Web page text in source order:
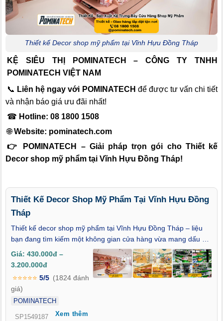
Thiết kế Decor shop mỹ phẩm tại Vĩnh Hựu Đồng Tháp
KỆ SIÊU THỊ POMINATECH – CÔNG TY TNHH
POMINATECH VIỆT NAM
📞 Liên hệ ngay với POMINATECH để được tư vấn chi tiết
và nhận báo giá ưu đãi nhất!
☎ Hotline: 08 1800 1508
🌐Website: pominatech.com
👉 POMINATECH – Giải pháp trọn gói cho Thiết kế
Decor shop mỹ phẩm tại Vĩnh Hựu Đồng Tháp!
Thiết Kế Decor Shop Mỹ Phẩm Tại Vĩnh Hựu Đồng
Tháp
Thiết kế decor shop mỹ phẩm tại Vĩnh Hựu Đồng Tháp – liệu
bạn đang tìm kiếm một không gian cửa hàng vừa mang dấu ấn
thẩm mỹ cao cấp, vừa thể hiện được cá tính riêng biệt của
thương hiệu mình? Giữa sự phát triển năng động của thị
trường làm đẹp tại Vĩnh Hựu Đồng Tháp, việc đầu tư vào thiết
kế không gian shop không chỉ là làm đẹp cho cửa hàng, mà
còn là chiến lược định vị thương hiệu một cách bền vững và
khéo léo trong tâm trí khách hàng. Bài viết này sẽ giúp bạn
khám phá những xu hướng thiết kế decor dẫn đầu, tinh tế và
Giá: 430.000đ –
3.200.000đ
⭐⭐⭐⭐⭐ 5/5 (1824 đánh
giá)
POMINATECH
SP1549187 Xem thêm